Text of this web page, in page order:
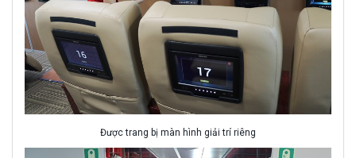
Được trang bị màn hình giải trí riêng